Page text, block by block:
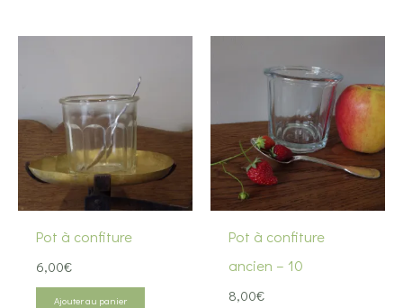
Pot à confiture
6,00€
Ajouter au panier
Pot à confiture
ancien – 10
8,00€